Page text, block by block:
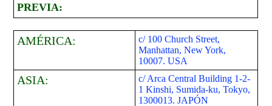
PREVIA:
AMÉRICA:
c/ 100 Church Street,
Manhattan, New York,
10007. USA
ASIA:
c/ Arca Central Building 1-2-
1 Kinshi, Sumida-ku, Tokyo,
1300013. JAPÓN